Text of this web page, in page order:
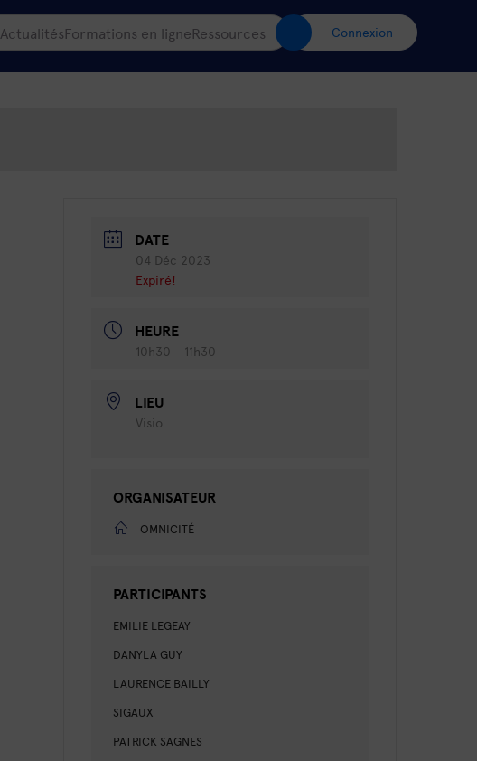
ActualitésFormations en ligneRessources Connexion
DATE
04 Déc 2023
Expiré!
HEURE
10h30 - 11h30
LIEU
Visio
ORGANISATEUR
OMNICITÉ
PARTICIPANTS
EMILIE LEGEAY
DANYLA GUY
LAURENCE BAILLY
SIGAUX
PATRICK SAGNES